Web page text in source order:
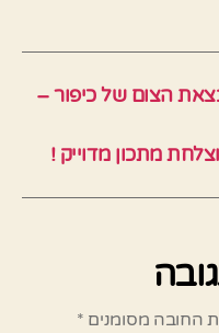
הצום של כיפור –
מתכון מדוייק !
החובה מסומנים *